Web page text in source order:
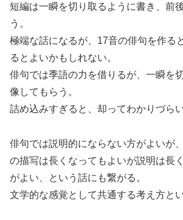
短編は一瞬を切り取るように書き、前
う。
極端な話になるが、17音の俳句を作る
るとよいかもしれない。
俳句では季語の力を借りるが、一瞬を
像してもらう。
詰め込みすぎると、却ってわかりづらい
俳句では説明的にならない方がよいが
の描写は長くなってもよいが説明は長
がよい、という話にも繋がる。
文学的な感覚として共通する考え方と